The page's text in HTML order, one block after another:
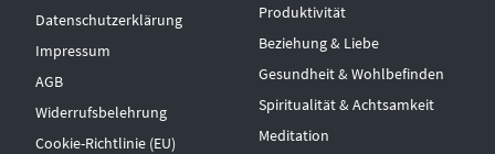
Datenschutzerklärung
Impressum
AGB
Widerrufsbelehrung
Cookie-Richtlinie (EU)
Produktivität
Beziehung & Liebe
Gesundheit & Wohlbefinden
Spiritualität & Achtsamkeit
Meditation